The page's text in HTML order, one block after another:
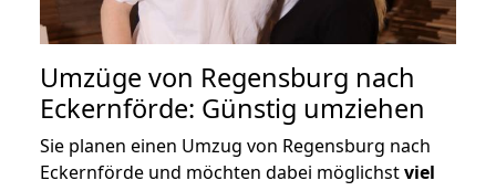
Umzüge von Regensburg nach
Eckernförde: Günstig umziehen
Sie planen einen Umzug von Regensburg nach
Eckernförde und möchten dabei möglichstviel